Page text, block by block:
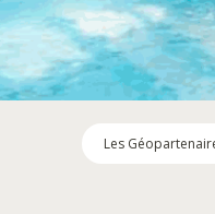
Les